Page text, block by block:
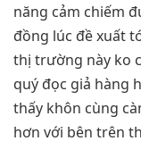
năng cảm chiếm
đồng lúc đề xuất
thị trường này ko
quý đọc giả hàng
thấy khôn cùng
hơn với bên trên